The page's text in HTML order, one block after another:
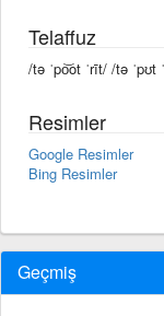
Telaffuz
/tə ˈpo͝ot ˈrīt/ /tə ˈpʊt
Resimler
Google Resimler
Bing Resimler
Geçmiş